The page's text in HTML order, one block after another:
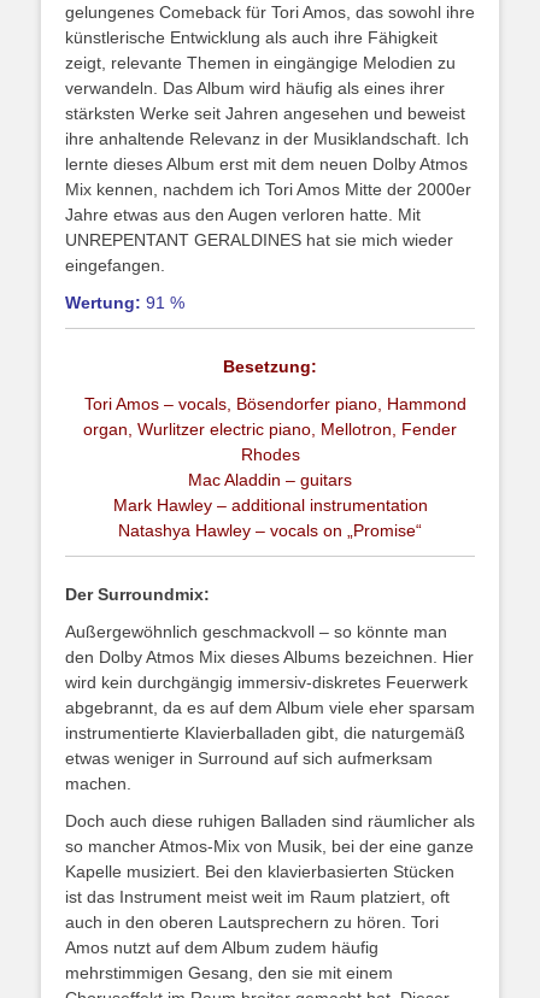
gelungenes Comeback für Tori Amos, das sowohl ihre
künstlerische Entwicklung als auch ihre Fähigkeit
zeigt, relevante Themen in eingängige Melodien zu
verwandeln. Das Album wird häufig als eines ihrer
stärksten Werke seit Jahren angesehen und beweist
ihre anhaltende Relevanz in der Musiklandschaft. Ich
lernte dieses Album erst mit dem neuen Dolby Atmos
Mix kennen, nachdem ich Tori Amos Mitte der 2000er
Jahre etwas aus den Augen verloren hatte. Mit
UNREPENTANT GERALDINES hat sie mich wieder
eingefangen.
Wertung: 91 %
Besetzung:
Tori Amos – vocals, Bösendorfer piano, Hammond
organ, Wurlitzer electric piano, Mellotron, Fender
Rhodes
Mac Aladdin – guitars
Mark Hawley – additional instrumentation
Natashya Hawley – vocals on „Promise“
Der Surroundmix:
Außergewöhnlich geschmackvoll – so könnte man
den Dolby Atmos Mix dieses Albums bezeichnen. Hier
wird kein durchgängig immersiv-diskretes Feuerwerk
abgebrannt, da es auf dem Album viele eher sparsam
instrumentierte Klavierballaden gibt, die naturgemäß
etwas weniger in Surround auf sich aufmerksam
machen.
Doch auch diese ruhigen Balladen sind räumlicher als
so mancher Atmos-Mix von Musik, bei der eine ganze
Kapelle musiziert. Bei den klavierbasierten Stücken
ist das Instrument meist weit im Raum platziert, oft
auch in den oberen Lautsprechern zu hören. Tori
Amos nutzt auf dem Album zudem häufig
mehrstimmigen Gesang, den sie mit einem